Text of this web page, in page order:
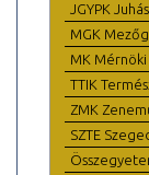
JGYPK
MGK
MK Mérnöki
TTIK
ZMK
SZTE